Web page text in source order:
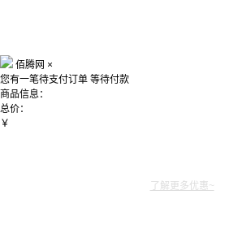
佰腾网 ×
您有一笔待支付订单 等待付款
商品信息：
总价：
￥
了解更多优惠~